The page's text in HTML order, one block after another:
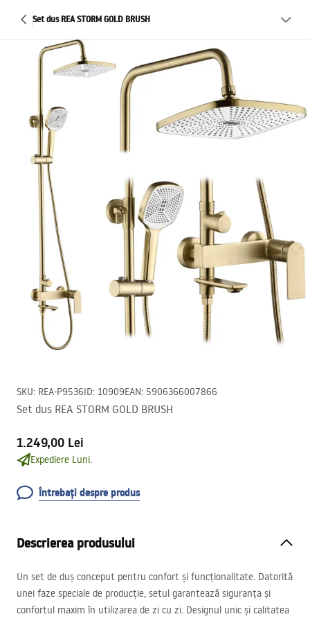
Set dus REA STORM GOLD BRUSH
SKU: REA-P9536ID: 10909EAN: 5906366007866
Set dus REA STORM GOLD BRUSH
1.249,00 Lei
Expediere Luni.
Întrebați despre produs
Descrierea produsului
Un set de duș conceput pentru confort și funcționalitate. Datorită
unei faze speciale de producție, setul garantează siguranța și
confortul maxim în utilizarea de zi cu zi. Designul unic și calitatea